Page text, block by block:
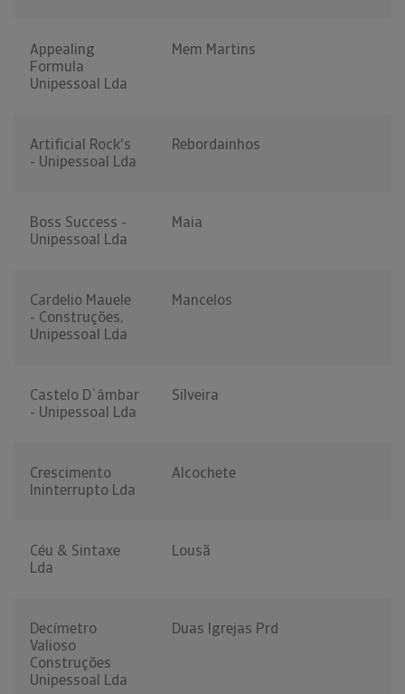
Appealing
Formula
Unipessoal Lda
Mem Martins
Artificial Rock's
- Unipessoal Lda
Rebordainhos
Boss Success -
Unipessoal Lda
Maia
Cardelio Mauele
- Construções,
Unipessoal Lda
Mancelos
Castelo D`âmbar
- Unipessoal Lda
Silveira
Crescimento
Ininterrupto Lda
Alcochete
Céu & Sintaxe
Lda
Lousã
Decímetro
Valioso
Construções
Unipessoal Lda
Duas Igrejas Prd